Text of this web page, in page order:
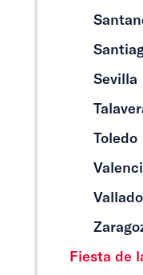
Sevilla
Toledo
Fiesta de